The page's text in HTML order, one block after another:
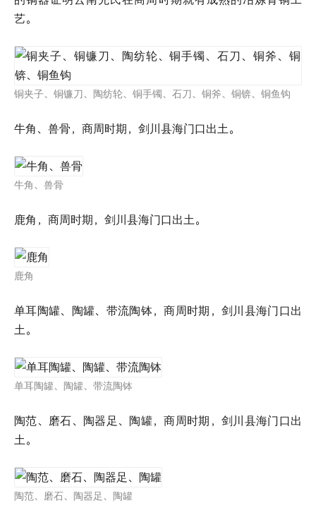
艺。
铜夹子、铜镰刀、陶纺轮、铜手镯、石刀、铜斧、铜锛、铜鱼钩
牛角、兽骨，商周时期，剑川县海门口出土。
牛角、兽骨
鹿角，商周时期，剑川县海门口出土。
鹿角
单耳陶罐、陶罐、带流陶钵，商周时期，剑川县海门口出
土。
单耳陶罐、陶罐、带流陶钵
陶范、磨石、陶器足、陶罐，商周时期，剑川县海门口出
土。
陶范、磨石、陶器足、陶罐